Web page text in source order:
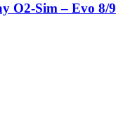
O2-Sim – Evo 8/9